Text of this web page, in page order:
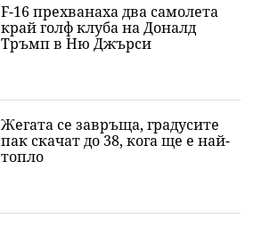
F-16 прехванаха два самолета
край голф клуба на Доналд
Тръмп в Ню Джърси
Жегата се завръща, градусите
пак скачат до 38, кога ще е най-
топло